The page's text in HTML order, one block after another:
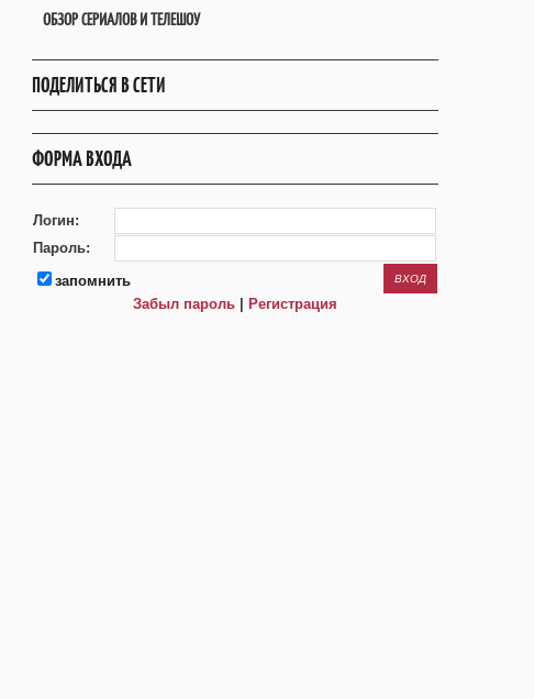
ОБЗОР СЕРИАЛОВ И ТЕЛЕШОУ
ПОДЕЛИТЬСЯ В СЕТИ
ФОРМА ВХОДА
Логин:
Пароль:
запомнить
Забыл пароль
Регистрация